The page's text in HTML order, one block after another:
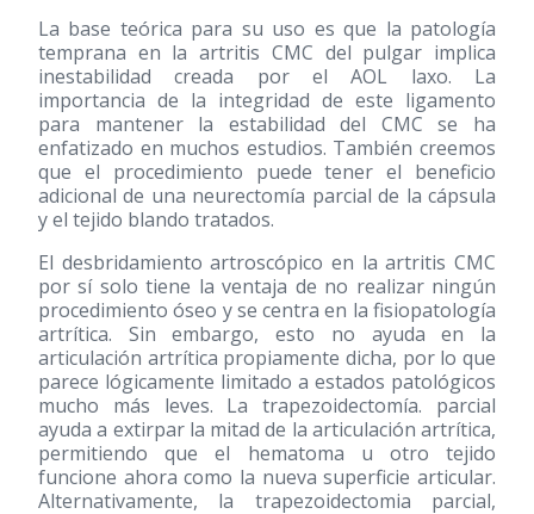
La base teórica para su uso es que la patología
temprana en la artritis CMC del pulgar implica
inestabilidad creada por el AOL laxo. La
importancia de la integridad de este ligamento
para mantener la estabilidad del CMC se ha
enfatizado en muchos estudios. También creemos
que el procedimiento puede tener el beneficio
adicional de una neurectomía parcial de la cápsula
y el tejido blando tratados.
El desbridamiento artroscópico en la artritis CMC
por sí solo tiene la ventaja de no realizar ningún
procedimiento óseo y se centra en la fisiopatología
artrítica. Sin embargo, esto no ayuda en la
articulación artrítica propiamente dicha, por lo que
parece lógicamente limitado a estados patológicos
mucho más leves. La trapezoidectomía. parcial
ayuda a extirpar la mitad de la articulación artrítica,
permitiendo que el hematoma u otro tejido
funcione ahora como la nueva superficie articular.
Alternativamente, la trapezoidectomia parcial,